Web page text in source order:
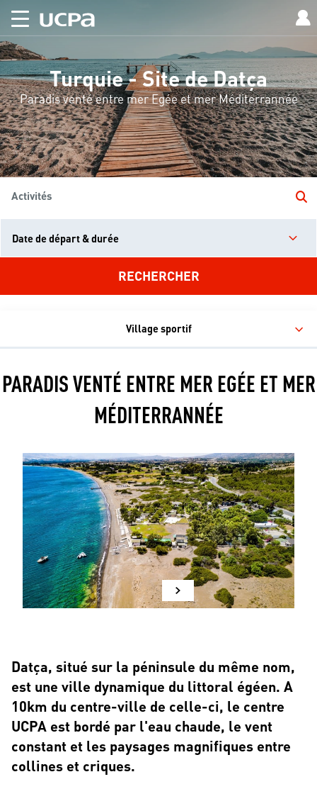
Turquie - Site de Datça
Paradis venté entre mer Egée et mer Méditerrannée
Activités
Date de départ & durée
RECHERCHER
Village sportif
PARADIS VENTÉ ENTRE MER EGÉE ET MER
MÉDITERRANNÉE
Datça, situé sur la péninsule du même nom,
est une ville dynamique du littoral égéen. A
10km du centre-ville de celle-ci, le centre
UCPA est bordé par l'eau chaude, le vent
constant et les paysages magnifiques entre
collines et criques.